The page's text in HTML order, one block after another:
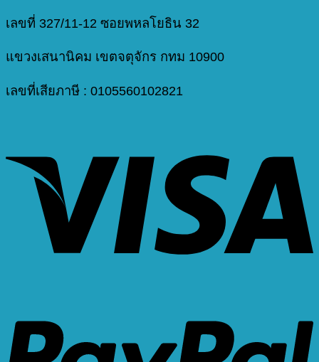
เลขที่ 327/11-12 ซอยพหลโยธิน 32
แขวงเสนานิคม เขตจตุจักร กทม 10900
เลขที่เสียภาษี : 0105560102821